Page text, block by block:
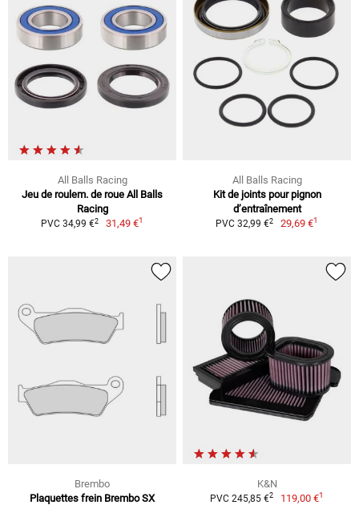
All Balls Racing
Jeu de roulem. de roue All Balls
Racing
PVC 34,99 €2 31,49 €1
All Balls Racing
Kit de joints pour pignon
d’entraînement
PVC 32,99 €2 29,69 €1
Brembo
Plaquettes frein Brembo SX
K&N
PVC 245,85 €2 119,00 €1